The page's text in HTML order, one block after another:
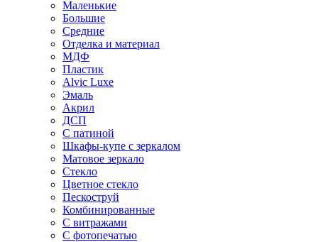
Маленькие
Большие
Средние
Отделка и материал
МДФ
Пластик
Alvic Luxe
Эмаль
Акрил
ДСП
С патиной
Шкафы-купе с зеркалом
Матовое зеркало
Стекло
Цветное стекло
Пескоструй
Комбинированные
С витражами
С фотопечатью